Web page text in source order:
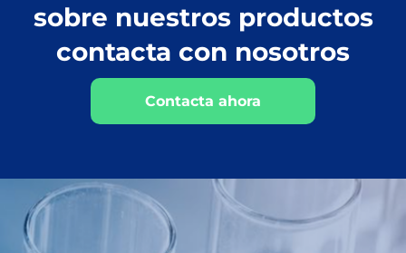
sobre nuestros productos
contacta con nosotros
Contacta ahora